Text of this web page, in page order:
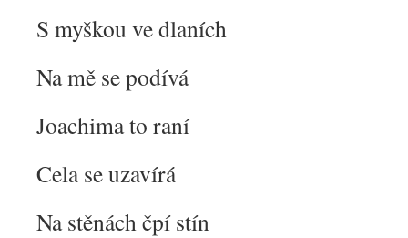
S myškou ve dlaních
Na mě se podívá
Joachima to raní
Cela se uzavírá
Na stěnách čpí stín